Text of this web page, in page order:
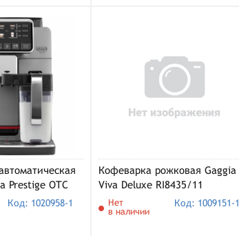
Prestige OTC
Код: 1020958-1
Кофеварка рожковая Gaggia
Viva Deluxe RI8435/11
Нет
в наличии
Код: 1009151-1